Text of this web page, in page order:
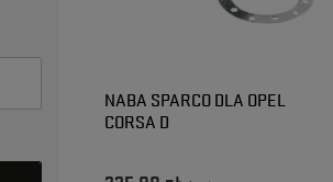
NABA SPARCO DLA OPEL
CORSA D